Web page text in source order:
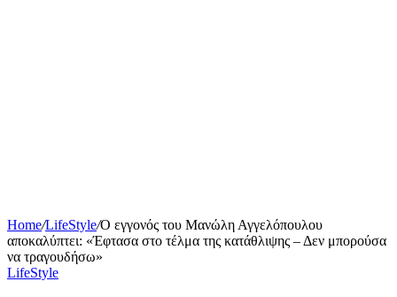
Home/LifeStyle/Ο εγγονός του Μανώλη Αγγελόπουλου
αποκαλύπτει: «Έφτασα στο τέλμα της κατάθλιψης – Δεν μπορούσα
να τραγουδήσω»
LifeStyle